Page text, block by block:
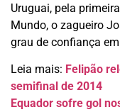
Uruguai, pela
Mundo, o zagueiro
grau de confiança
Leia mais: Felipão
semifinal de 2014
Equador sofre gol